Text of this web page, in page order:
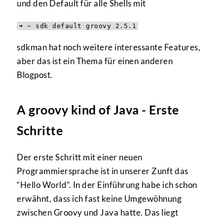
und den Default für alle Shells mit
➜ ~ sdk default groovy 2.5.1
sdkman hat noch weitere interessante Features,
aber das ist ein Thema für einen anderen
Blogpost.
A groovy kind of Java - Erste
Schritte
Der erste Schritt mit einer neuen
Programmiersprache ist in unserer Zunft das
“Hello World”. In der Einführung habe ich schon
erwähnt, dass ich fast keine Umgewöhnung
zwischen Groovy und Java hatte. Das liegt